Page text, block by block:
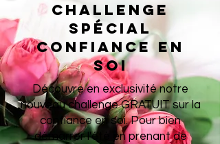
challenge
spÉcial
Confiance en
soi
Découvre en exclusivité notre
nouveau challenge GRATUIT sur la
confiance en soi. Pour bien
démarrer l'été en prenant de